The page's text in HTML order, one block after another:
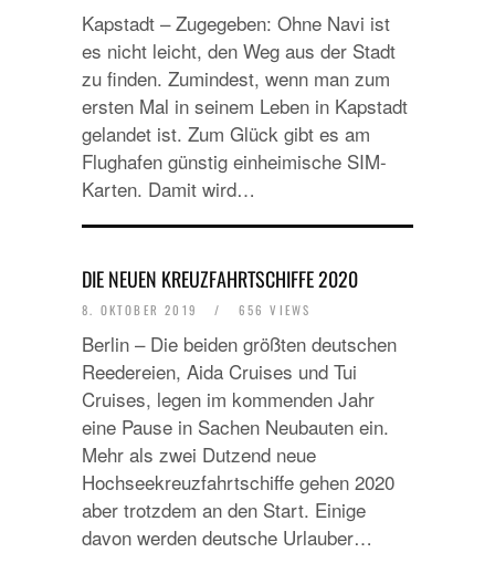
Kapstadt – Zugegeben: Ohne Navi ist
es nicht leicht, den Weg aus der Stadt
zu finden. Zumindest, wenn man zum
ersten Mal in seinem Leben in Kapstadt
gelandet ist. Zum Glück gibt es am
Flughafen günstig einheimische SIM-
Karten. Damit wird…
DIE NEUEN KREUZFAHRTSCHIFFE 2020
8. OKTOBER 2019 / 656 VIEWS
Berlin – Die beiden größten deutschen
Reedereien, Aida Cruises und Tui
Cruises, legen im kommenden Jahr
eine Pause in Sachen Neubauten ein.
Mehr als zwei Dutzend neue
Hochseekreuzfahrtschiffe gehen 2020
aber trotzdem an den Start. Einige
davon werden deutsche Urlauber…